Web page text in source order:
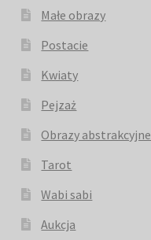
Małe obrazy
Postacie
Kwiaty
Pejzaż
Obrazy abstrakcyjne
Tarot
Wabi sabi
Aukcja